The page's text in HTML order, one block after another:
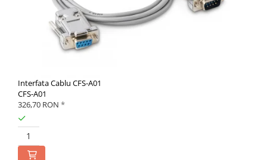
Interfata Cablu CFS-A01
CFS-A01
326,70 RON *